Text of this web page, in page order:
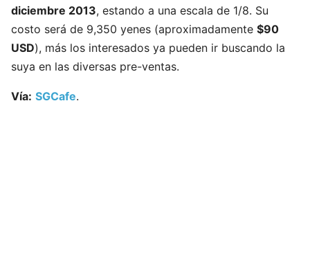
diciembre 2013, estando a una escala de 1/8. Su
costo será de 9,350 yenes (aproximadamente $90
USD), más los interesados ya pueden ir buscando la
suya en las diversas pre-ventas.
Vía: SGCafe.